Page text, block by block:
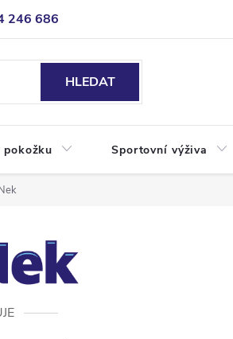
246 686
HLEDAT
pokožku Sportovní výživa